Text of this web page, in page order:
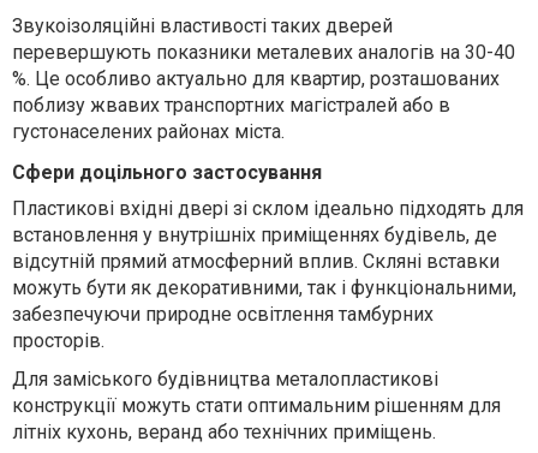
Звукоізоляційні властивості таких дверей
перевершують показники металевих аналогів на 30-40
%. Це особливо актуально для квартир, розташованих
поблизу жвавих транспортних магістралей або в
густонаселених районах міста.
Сфери доцільного застосування
Пластикові вхідні двері зі склом ідеально підходять для
встановлення у внутрішніх приміщеннях будівель, де
відсутній прямий атмосферний вплив. Скляні вставки
можуть бути як декоративними, так і функціональними,
забезпечуючи природне освітлення тамбурних
просторів.
Для заміського будівництва металопластикові
конструкції можуть стати оптимальним рішенням для
літніх кухонь, веранд або технічних приміщень.